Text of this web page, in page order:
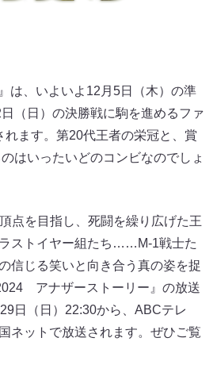
は、いよいよ12月5日（木）の準
（日）の決勝戦に駒を進めるファ
れます。第20代王者の栄冠と、賞
はいったいどのコンビなのでしょ
点を目指し、死闘を繰り広げた王
ストイヤー組たち……M-1戦士た
信じる笑いと向き合う真の姿を捉
アナザーストーリー』の放送
日（日）22:30から、ABCテレ
ネットで放送されます。ぜひご覧